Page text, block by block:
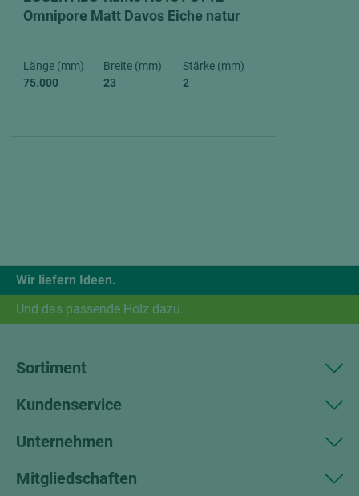
Omnipore Matt Davos Eiche natur
Länge (mm)
75.000
Breite (mm)
23
Stärke (mm)
2
Wir liefern Ideen.
Und das passende Holz dazu.
Sortiment
Kundenservice
Unternehmen
Mitgliedschaften